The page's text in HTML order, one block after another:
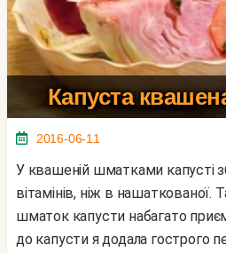
Капуста
2016-06-11
У квашеній шматками капусті зберігається більше
вітамінів, ніж в нашаткованої.
шматок капусти набагато
до капусти я додала гострого